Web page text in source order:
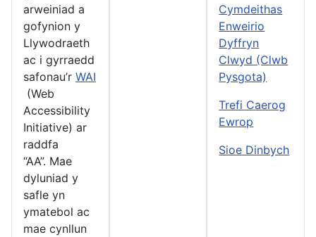
arweiniad a
gofynion y
Llywodraeth
ac i gyrraedd
safonau’r WAI
(Web
Accessibility
Initiative) ar
raddfa
“AA”. Mae
dyluniad y
safle yn
ymatebol ac
mae cynllun
Cymdeithas
Enweirio
Dyffryn
Clwyd (Clwb
Pysgota)
Trefi Caerog
Ewrop
Sioe Dinbych